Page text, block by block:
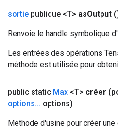
sortie publique <T> asOutput
Renvoie le handle symbolique
Les entrées des opérations
méthode est utilisée pour
public static Max <T> créer
options... options)
Méthode d'usine pour créer